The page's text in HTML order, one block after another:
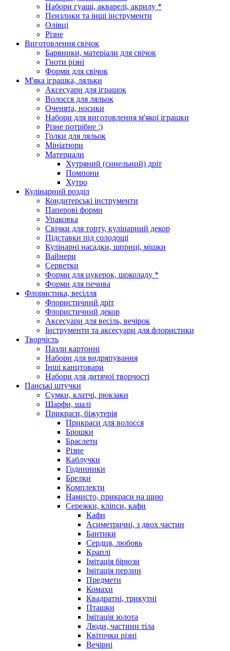
Набори гуаші, акварелі, акрилу *
Пензлики та інші інструменти
Олівці
Різне
Виготовлення свічок
Барвники, матеріали для свічок
Гноти різні
Форми для свічок
М'яка іграшка, ляльки
Аксесуари для іграшок
Волосся для ляльок
Оченята, носики
Набори для виготовлення м'якої іграшки
Різне потрібне :)
Голки для ляльок
Мініатюри
Материали
Хутряний (синельний) дріт
Помпони
Хутро
Кулінарний розділ
Кондитерські інструменти
Паперові форми
Упаковка
Свічки для торту, кулінарний декор
Підставки під солодощі
Кулінарні насадки, шприці, мішки
Вайнери
Серветки
Форми для цукерок, шоколаду *
Форми для печива
Флористика, весілля
Флористичний дріт
Флористичний декор
Аксесуари для весіль, вечірок
Інструменти та аксесуари для флористики
Творчість
Пазли картонні
Набори для видряпування
Інші канцтовари
Набори для дитячої творчості
Панські штучки
Сумки, клатчі, рюкзаки
Шарфи, шалі
Прикраси, біжутерія
Прикраси для волосся
Брошки
Браслети
Різне
Каблучки
Годинники
Брелки
Комплекти
Намисто, прикраси на шию
Сережки, кліпси, кафи
Кафи
Асиметричні, з двох частин
Бантики
Сердця, любовь
Краплі
Імітація бірюзи
Імітація перлин
Предмети
Комахи
Квадратні, трикутні
Пташки
Імітація золота
Люди, частини тіла
Квіточки різні
Вечірні